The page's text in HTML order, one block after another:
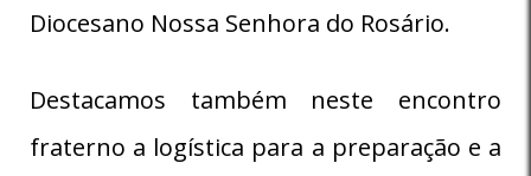
Diocesano Nossa Senhora do Rosário.
Destacamos também neste encontro
fraterno a logística para a preparação e a